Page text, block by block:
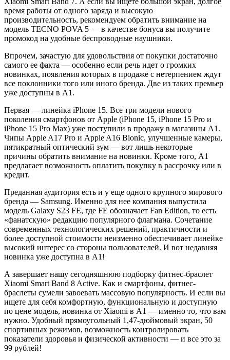
время работы от одного заряда и высокую
производительность, рекомендуем обратить внимание на
модель TECNO POVA 5 — в качестве бонуса вы получите
промокод на удобные беспроводные наушники.
Впрочем, зачастую для удовольствия от покупки достаточно
самого ее факта — особенно если речь идет о громких
новинках, появления которых в продаже с нетерпением ждут
все поклонники того или иного бренда. Две из таких премьер
уже доступны в А1.
Первая — линейка iPhone 15. Все три модели нового
поколения смартфонов от Apple (iPhone 15, iPhone 15 Pro и
iPhone 15 Pro Max) уже поступили в продажу в магазины А1.
Чипы Apple A17 Pro и Apple A16 Bionic, улучшенные камеры,
пятикратный оптический зум — вот лишь некоторые
причины обратить внимание на новинки. Кроме того, А1
предлагает возможность оплатить покупку в рассрочку или в
кредит.
Преданная аудитория есть и у еще одного крупного мирового
бренда — Samsung. Именно для нее компания выпустила
модель Galaxy S23 FE, где FE обозначает Fan Edition, то есть
«фанатскую» редакцию популярного флагмана. Сочетание
современных технологических решений, практичности и
более доступной стоимости неизменно обеспечивает линейке
высокий интерес со стороны пользователей. И вот недавняя
новинка уже доступна в А1!
А завершает нашу сегодняшнюю подборку фитнес-браслет
Xiaomi Smart Band 8 Active. Как и смартфоны, фитнес-
браслеты сумели завоевать массовую популярность. И если вы
ищете для себя комфортную, функциональную и доступную
по цене модель, новинка от Xiaomi в А1 — именно то, что вам
нужно. Удобный прямоугольный 1,47-дюймовый экран, 50
спортивных режимов, возможность контролировать
показатели здоровья и физической активности — и все это за
99 рублей!